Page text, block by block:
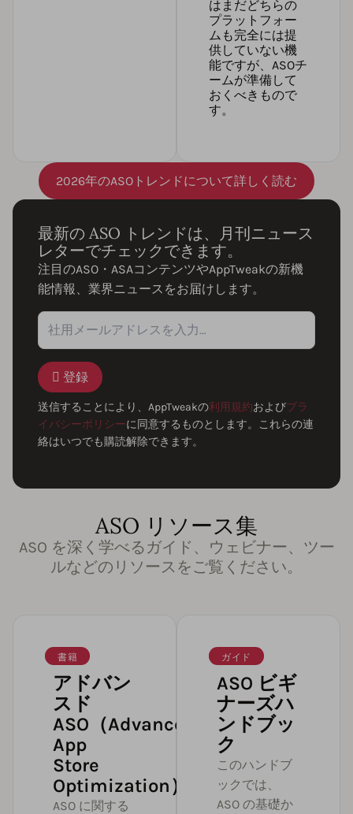
はまだどちらの
プラットフォー
ムも完全には提
供していない機
能ですが、ASOチ
ームが準備して
おくべきもので
す。
2026年のASOトレンドについて詳しく読む
最新の ASO トレンドは、月刊ニュース
レターでチェックできます。
注目のASO・ASAコンテンツやAppTweakの新機
能情報、業界ニュースをお届けします。
登録
送信することにより、AppTweakの利用規約およびプラ
イバシーポリシーに同意するものとします。これらの連
絡はいつでも購読解除できます。
ASO リソース集
ASO を深く学べるガイド、ウェビナー、ツー
ルなどのリソースをご覧ください。
書籍
アドバン
スド
ASO（Advanced
App
Store
Optimization）
ASO に関する
ガイド
ASO ビギ
ナーズハ
ンドブッ
ク
このハンドブ
ックでは、
ASO の基礎か